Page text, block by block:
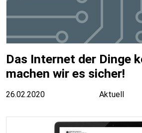
Das Internet der Dinge
machen wir es sicher!
26.02.2020 Aktuell